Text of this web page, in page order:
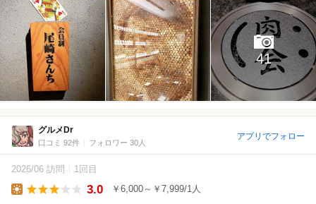
41
グルメDr
口コミ 92件 フォロワー 30人
アプリでフォロー
2026/06 訪問 1回目
3.0 ￥6,000～￥7,999/1人